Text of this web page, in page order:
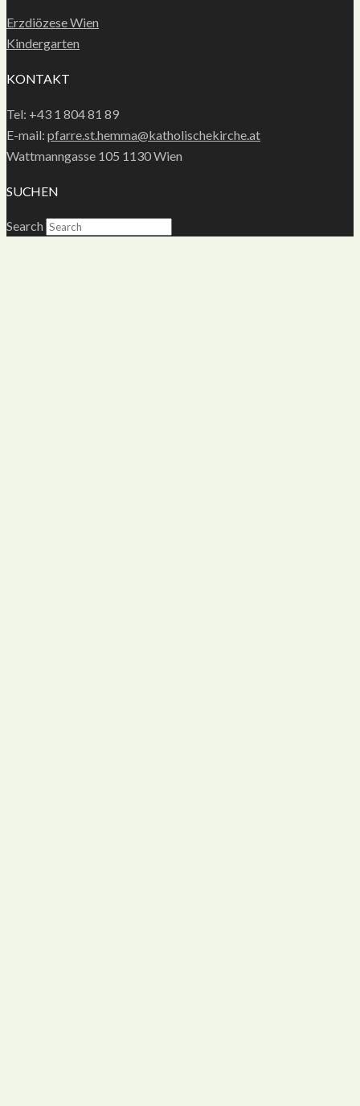
Erzdiözese Wien
Kindergarten
KONTAKT
Tel: +43 1 804 81 89
E-mail: pfarre.st.hemma@katholischekirche.at
Wattmanngasse 105 1130 Wien
SUCHEN
Search